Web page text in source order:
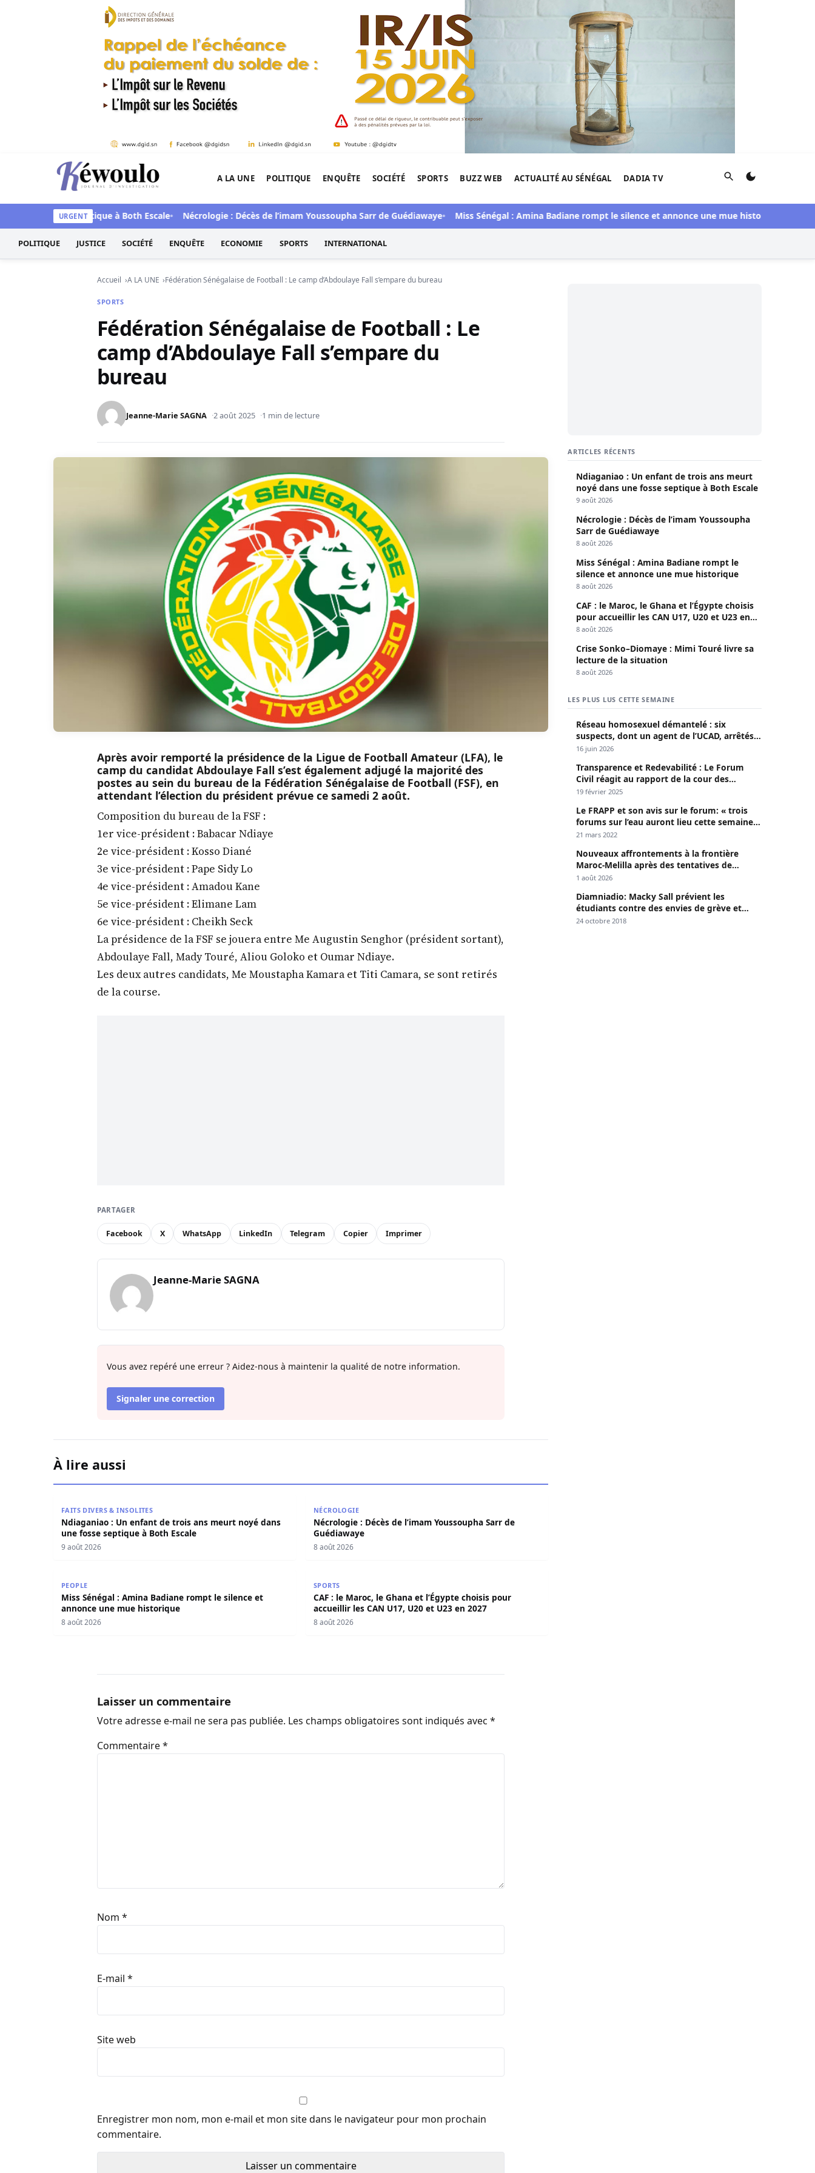
Aller au contenu
Kéwoulo, le premier site d'information et d'investigation de l'Afrique.
A LA UNE POLITIQUE ENQUÊTE SOCIÉTÉ SPORTS BUZZ WEB ACTUALITÉ AU SÉNÉGAL DADIA TV Rechercher
URGENT
une fosse septique à Both Escale Nécrologie : Décès de l’imam Youssoupha Sarr de Guédiawaye Miss Sénégal : Amina Badiane rompt le silence et annonce une mue historique
POLITIQUE JUSTICE SOCIÉTÉ ENQUÊTE ECONOMIE SPORTS INTERNATIONAL
Accueil A LA UNE Fédération Sénégalaise de Football : Le camp d’Abdoulaye Fall s’empare du bureau
SPORTS
Fédération Sénégalaise de Football : Le
camp d’Abdoulaye Fall s’empare du
bureau
Jeanne-Marie SAGNA 2 août 2025 1 min de lecture
Après avoir remporté la présidence de la Ligue de Football Amateur (LFA), le
camp du candidat Abdoulaye Fall s’est également adjugé la majorité des
postes au sein du bureau de la Fédération Sénégalaise de Football (FSF), en
attendant l’élection du président prévue ce samedi 2 août.
Composition du bureau de la FSF :
1er vice-président : Babacar Ndiaye
2e vice-président : Kosso Diané
3e vice-président : Pape Sidy Lo
4e vice-président : Amadou Kane
5e vice-président : Elimane Lam
6e vice-président : Cheikh Seck
La présidence de la FSF se jouera entre Me Augustin Senghor (président sortant),
Abdoulaye Fall, Mady Touré, Aliou Goloko et Oumar Ndiaye.
Les deux autres candidats, Me Moustapha Kamara et Titi Camara, se sont retirés
de la course.
PARTAGER
Facebook X WhatsApp LinkedIn Telegram Copier Imprimer
Jeanne-Marie SAGNA
Vous avez repéré une erreur ? Aidez-nous à maintenir la qualité de notre information.
Signaler une correction
À lire aussi
FAITS DIVERS & INSOLITES
Ndiaganiao : Un enfant de trois ans meurt noyé dans
une fosse septique à Both Escale
9 août 2026
NÉCROLOGIE
Nécrologie : Décès de l’imam Youssoupha Sarr de
Guédiawaye
8 août 2026
PEOPLE
Miss Sénégal : Amina Badiane rompt le silence et
annonce une mue historique
8 août 2026
SPORTS
CAF : le Maroc, le Ghana et l’Égypte choisis pour
accueillir les CAN U17, U20 et U23 en 2027
8 août 2026
Laisser un commentaire
Votre adresse e-mail ne sera pas publiée. Les champs obligatoires sont indiqués avec *
Commentaire*
Nom *
E-mail *
Site web
Enregistrer mon nom, mon e-mail et mon site dans le navigateur pour mon prochain
commentaire.
ARTICLES RÉCENTS
Ndiaganiao : Un enfant de trois ans meurt
noyé dans une fosse septique à Both Escale
9 août 2026
Nécrologie : Décès de l’imam Youssoupha
Sarr de Guédiawaye
8 août 2026
Miss Sénégal : Amina Badiane rompt le
silence et annonce une mue historique
8 août 2026
CAF : le Maroc, le Ghana et l’Égypte choisis
pour accueillir les CAN U17, U20 et U23 en
2027
8 août 2026
Crise Sonko–Diomaye : Mimi Touré livre sa
lecture de la situation
8 août 2026
LES PLUS LUS CETTE SEMAINE
Réseau homosexuel démantelé : six
suspects, dont un agent de l’UCAD, arrêtés à
Keur Massar ; l’un avoue avoir propagé le
16 juin 2026
Transparence et Redevabilité : Le Forum
Civil réagit au rapport de la cour des
comptes
19 février 2025
Le FRAPP et son avis sur le forum: « trois
forums sur l’eau auront lieu cette semaine à
Dakar »
21 mars 2022
Nouveaux affrontements à la frontière
Maroc-Melilla après des tentatives de
passage
1 août 2026
Diamniadio: Macky Sall prévient les
étudiants contre des envies de grève et
menace
24 octobre 2018